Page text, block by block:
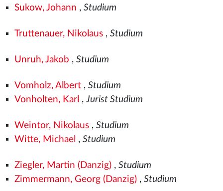
Sukow, Johann , Studium
Truttenauer, Nikolaus, Studium
Unruh, Jakob , Studium
Vomholz, Albert, Studium
Vonholten, Karl ,Jurist Studium
Weintor, Nikolaus, Studium
Witte, Michael , Studium
Ziegler, Martin (Danzig), Studium
Zimmermann, Georg (Danzig), Studium